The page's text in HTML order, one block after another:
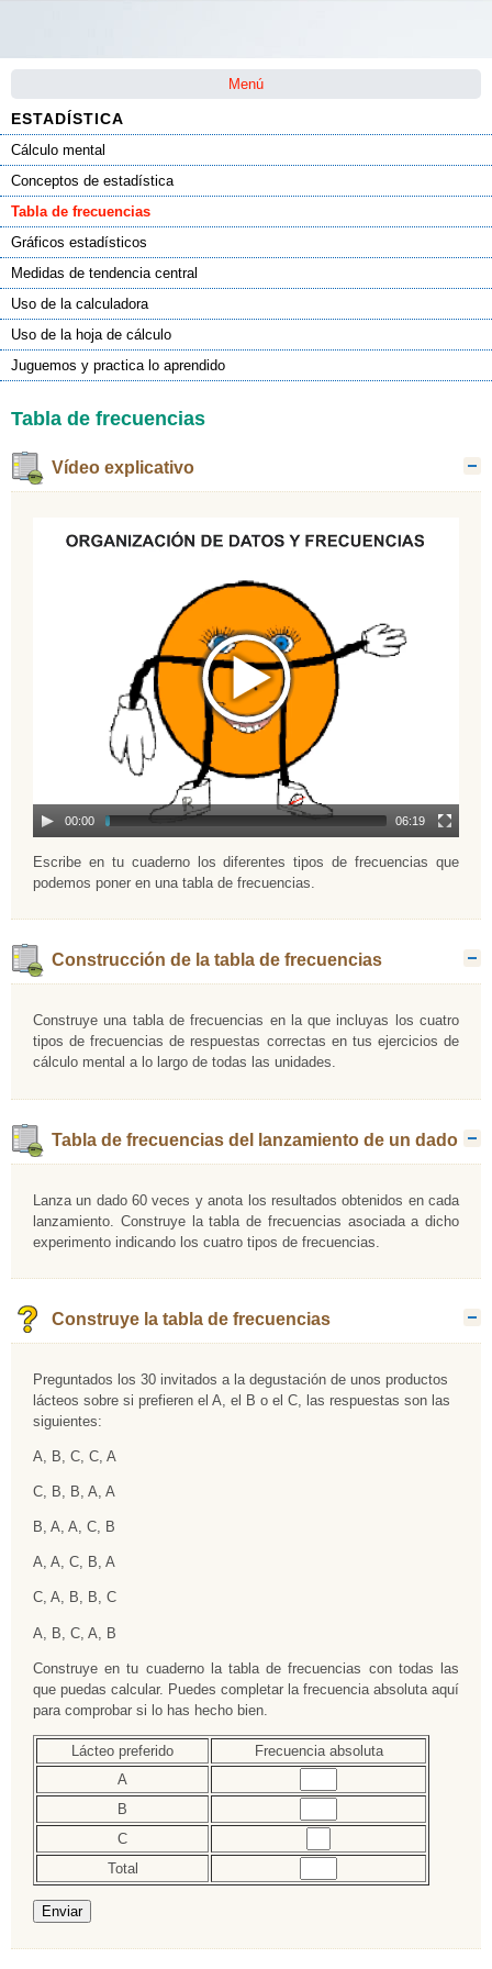
Menú
ESTADÍSTICA
Cálculo mental
Conceptos de estadística
Tabla de frecuencias
Gráficos estadísticos
Medidas de tendencia central
Uso de la calculadora
Uso de la hoja de cálculo
Juguemos y practica lo aprendido
Tabla de frecuencias
Vídeo explicativo
00:00 06:19
Escribe en tu cuaderno los diferentes tipos de frecuencias que
podemos poner en una tabla de frecuencias.
Construcción de la tabla de frecuencias
Construye una tabla de frecuencias en la que incluyas los cuatro
tipos de frecuencias de respuestas correctas en tus ejercicios de
cálculo mental a lo largo de todas las unidades.
Tabla de frecuencias del lanzamiento de un dado
Lanza un dado 60 veces y anota los resultados obtenidos en cada
lanzamiento. Construye la tabla de frecuencias asociada a dicho
experimento indicando los cuatro tipos de frecuencias.
Construye la tabla de frecuencias
Preguntados los 30 invitados a la degustación de unos productos
lácteos sobre si prefieren el A, el B o el C, las respuestas son las
siguientes:
A, B, C, C, A
C, B, B, A, A
B, A, A, C, B
A, A, C, B, A
C, A, B, B, C
A, B, C, A, B
Construye en tu cuaderno la tabla de frecuencias con todas las
que puedas calcular. Puedes completar la frecuencia absoluta aquí
para comprobar si lo has hecho bien.
Lácteo preferido
Frecuencia absoluta
A
B
C
Total